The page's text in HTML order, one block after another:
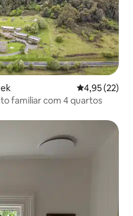
4,95 de uma
4,95 (22)
familiar com 4 quartos
hóspedes